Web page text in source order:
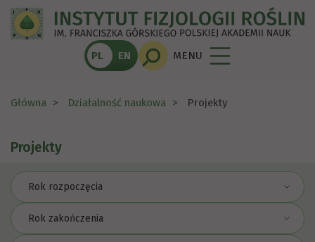
PL EN MENU
Główna Działalność naukowa Projekty
Projekty
Rok rozpoczęcia
Rok zakończenia